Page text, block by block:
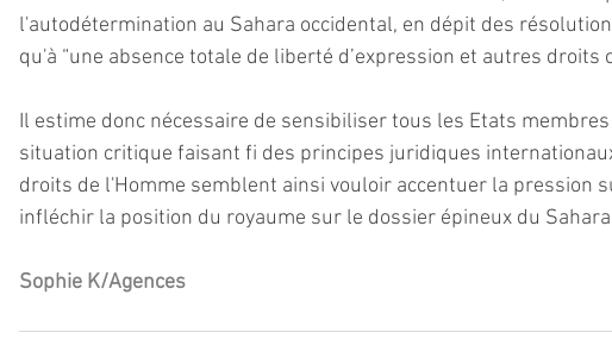
l'autodétermination au Sahara occidental, en dépit des
qu'à “une absence totale de liberté d’expression et autres droits
Il estime donc nécessaire de sensibiliser tous les Etats
situation critique faisant fi des principes juridiques
droits de l'Homme semblent ainsi vouloir accentuer la pression
infléchir la position du royaume sur le dossier épineux du
Sophie K/Agences